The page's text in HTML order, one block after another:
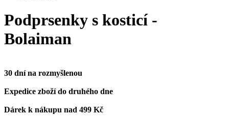
Podprsenky s kosticí -
Bolaiman
30 dní na rozmyšlenou
Expedice zboží do druhého dne
Dárek k nákupu nad 499 Kč